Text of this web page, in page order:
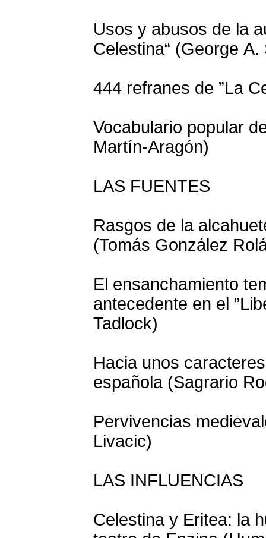
Usos y abusos de la
Celestina“ (George A.
444 refranes de ”La
Vocabulario popular
Martín-Aragón)
LAS FUENTES
Rasgos de la
(Tomás González
El ensanchamiento
antecedente en el
Tadlock)
Hacia unos
española (Sagrario
Pervivencias
Livacic)
LAS INFLUENCIAS
Celestina y Eritea: la